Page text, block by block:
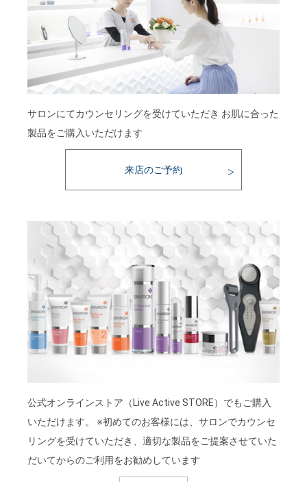
サロンにてカウンセリングを受けていただき お肌に合った
製品をご購入いただけます
来店のご予約
公式オンラインストア（Live Active STORE）でもご購入
いただけます。 ※初めてのお客様には、サロンでカウンセ
リングを受けていただき、適切な製品をご提案させていた
だいてからのご利用をお勧めしています